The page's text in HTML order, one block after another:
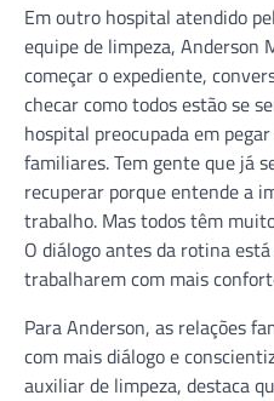
Em outro hospital atendido
equipe de limpeza, Anderson
começar o expediente,
checar como todos estão se
hospital preocupada em
familiares. Tem gente que já
recuperar porque entende a
trabalho. Mas todos têm
O diálogo antes da rotina
trabalharem com mais
Para Anderson, as relações
com mais diálogo e
auxiliar de limpeza, destaca